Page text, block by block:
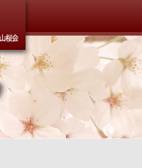
追手門学